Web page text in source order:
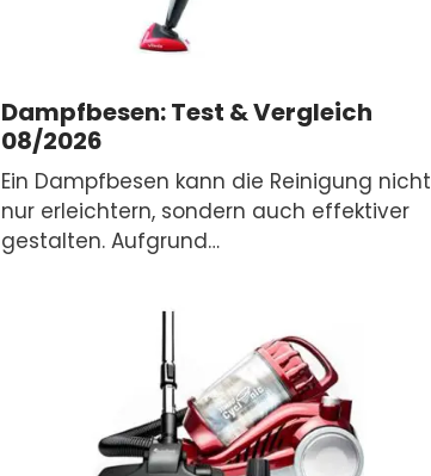
Dampfbesen: Test & Vergleich
08/2026
Ein Dampfbesen kann die Reinigung nicht
nur erleichtern, sondern auch effektiver
gestalten. Aufgrund…